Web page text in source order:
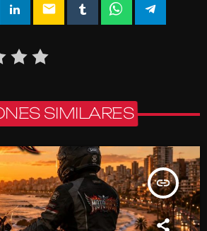
email
SIMILARES
insert_link